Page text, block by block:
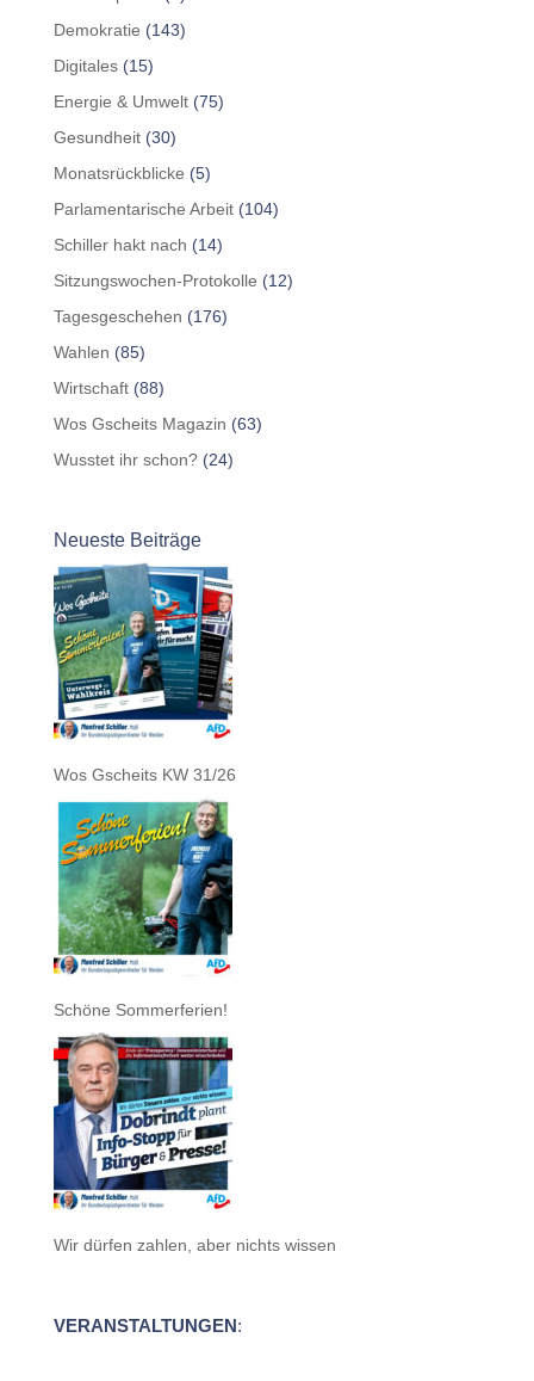
Demokratie (143)
Digitales(15)
Energie & Umwelt(75)
Gesundheit(30)
Monatsrückblicke (5)
Parlamentarische Arbeit(104)
Schiller hakt nach (14)
Sitzungswochen-Protokolle (12)
Tagesgeschehen (176)
Wahlen (85)
Wirtschaft(88)
Wos Gscheits Magazin (63)
Wusstet ihr schon?(24)
Neueste Beiträge
Wos Gscheits KW 31/26
Schöne Sommerferien!
Wir dürfen zahlen, aber nichts wissen
VERANSTALTUNGEN: